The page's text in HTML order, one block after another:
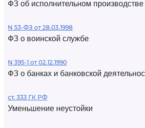
ФЗ об исполнительном производстве
N 53-ФЗ от 28.03.1998
ФЗ о воинской службе
N 395-1 от 02.12.1990
ФЗ о банках и банковской
ст. 333 ГК РФ
Уменьшение неустойки